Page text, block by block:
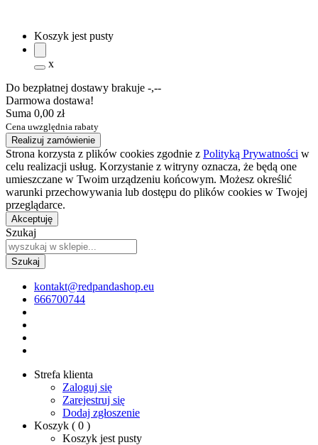
Koszyk jest pusty
x
Do bezpłatnej dostawy brakuje -,--
Darmowa dostawa!
Suma 0,00 zł
Cena uwzględnia rabaty
Realizuj zamówienie
Strona korzysta z plików cookies zgodnie z Polityką Prywatności w
celu realizacji usług. Korzystanie z witryny oznacza, że będą one
umieszczane w Twoim urządzeniu końcowym. Możesz określić
warunki przechowywania lub dostępu do plików cookies w Twojej
przeglądarce.
Akceptuję
Szukaj
kontakt@redpandashop.eu
666700744
Strefa klienta
Zaloguj się
Zarejestruj się
Dodaj zgłoszenie
Koszyk ( 0 )
Koszyk jest pusty